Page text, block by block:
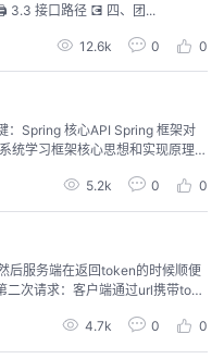
(接口文档)⌨️ 3.1 接口文档💻 3.2 快速上手🖨 3.3 接口路径 💽 四、团...
12.6k 0 0
核心API Spring 框架对
统学习框架核心思想和实现原理，
5.2k 0 0
后服务端在返回token的时候顺便
次请求：客户端通过url携带toke
的接口基本是mvc模式，URL基本
4.7k 0 0